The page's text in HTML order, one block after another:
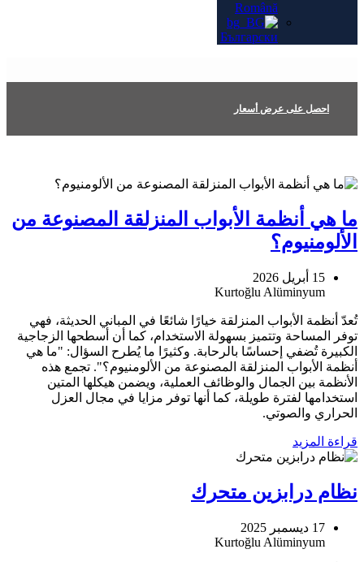
Română
Български
احصل على عرض أسعار
ما هي أنظمة الأبواب المنزلقة المصنوعة من
الألومنيوم؟
15 أبريل 2026
تُعدّ أنظمة الأبواب المنزلقة خيارًا شائعًا في المباني الحديثة، فهي
توفر المساحة وتتميز بسهولة الاستخدام، كما أن أسطحها الزجاجية
الكبيرة تُضفي إحساسًا بالرحابة. وكثيرًا ما يُطرح السؤال: "ما هي
أنظمة الأبواب المنزلقة المصنوعة من الألومنيوم؟". تجمع هذه
الأنظمة بين الجمال والوظائف العملية، ويضمن هيكلها المتين
استخدامها لفترة طويلة، كما أنها توفر مزايا في مجال العزل
الحراري والصوتي.
قراءة المزيد
نظام درابزين متحرك
17 ديسمبر 2025